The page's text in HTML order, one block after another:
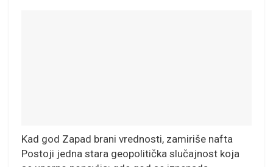
Kad god Zapad brani vrednosti, zamiriše nafta
Postoji jedna stara geopolitička slučajnost koja